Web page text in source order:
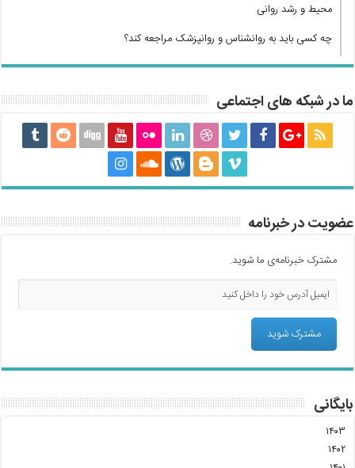
محیط و رشد روانی
چه کسی باید به روانشناس و روانپزشک مراجعه کند؟
ما در شبکه های اجتماعی
عضویت در خبرنامه
مشترک خبرنامه‌ی ما شوید.
بایگانی
۱۴۰۳
۱۴۰۲